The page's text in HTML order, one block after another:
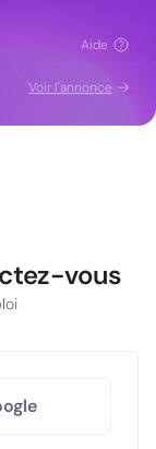
Aide
Voir l'annonce
vous